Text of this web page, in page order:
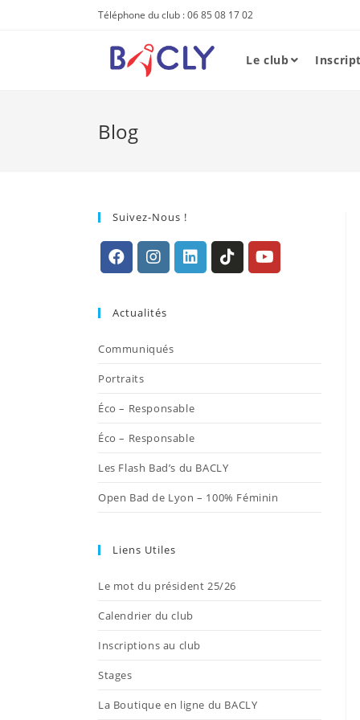
Téléphone du club : 06 85 08 17 02
Le club
Blog
Suivez-Nous !
un
nouvel
nouvel
Actualités
Communiqués
Portraits
Éco – Responsable
Éco – Responsable
Les Flash Bad’s du BACLY
Open Bad de Lyon – 100% Féminin
Liens Utiles
Le mot du président 25/26
Calendrier du club
Inscriptions au club
Stages
La Boutique en ligne du BACLY